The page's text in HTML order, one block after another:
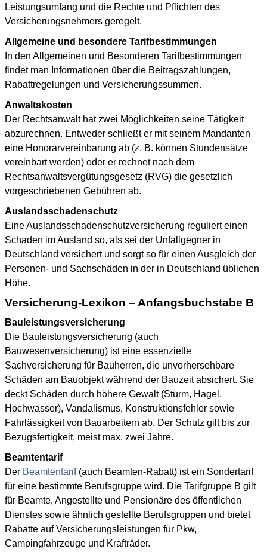
Leistungsumfang und die Rechte und Pflichten des
Versicherungsnehmers geregelt.
Allgemeine und besondere Tarifbestimmungen
In den Allgemeinen und Besonderen Tarifbestimmungen
findet man Informationen über die Beitragszahlungen,
Rabattregelungen und Versicherungssummen.
Anwaltskosten
Der Rechtsanwalt hat zwei Möglichkeiten seine Tätigkeit
abzurechnen. Entweder schließt er mit seinem Mandanten
eine Honorarvereinbarung ab (z. B. können Stundensätze
vereinbart werden) oder er rechnet nach dem
Rechtsanwaltsvergütungsgesetz (RVG) die gesetzlich
vorgeschriebenen Gebühren ab.
Auslandsschadenschutz
Eine Auslandsschadenschutzversicherung reguliert einen
Schaden im Ausland so, als sei der Unfallgegner in
Deutschland versichert und sorgt so für einen Ausgleich der
Personen- und Sachschäden in der in Deutschland üblichen
Höhe.
Versicherung-Lexikon – Anfangsbuchstabe B
Bauleistungsversicherung
Die Bauleistungsversicherung (auch
Bauwesenversicherung) ist eine essenzielle
Sachversicherung für Bauherren, die unvorhersehbare
Schäden am Bauobjekt während der Bauzeit absichert. Sie
deckt Schäden durch höhere Gewalt (Sturm, Hagel,
Hochwasser), Vandalismus, Konstruktionsfehler sowie
Fahrlässigkeit von Bauarbeitern ab. Der Schutz gilt bis zur
Bezugsfertigkeit, meist max. zwei Jahre.
Beamtentarif
Der Beamtentarif(auch Beamten-Rabatt) ist ein Sondertarif
für eine bestimmte Berufsgruppe wird. Die Tarifgruppe B gilt
für Beamte, Angestellte und Pensionäre des öffentlichen
Dienstes sowie ähnlich gestellte Berufsgruppen und bietet
Rabatte auf Versicherungsleistungen für Pkw,
Campingfahrzeuge und Krafträder.